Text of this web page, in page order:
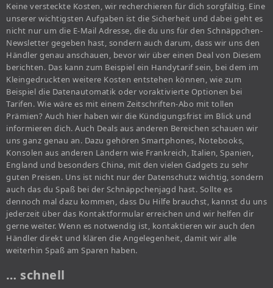
Keine versteckte Kosten, wir recherchieren für dich sorgfältig. Eine
unserer wichtigsten Aufgaben ist die Sicherheit und dabei geht es
nicht nur um die E-Mail Adresse, die du uns für den Schnäppchen-
Newsletter gegeben hast, sondern auch darum, dass wir uns den
Händler genau anschauen, bevor wir über einen Deal von Diesem
berichten. Das kann zum Beispiel ein Handytarif sein, bei dem im
Kleingedruckten weitere Kosten entstehen können, wie zum
Beispiel die Datenautomatik oder voraktivierte Optionen bei
Tarifen. Wie wäre es mit einem Zeitschriften-Abo mit tollen
Prämien? Auch hier haben wir die Kündigungsfrist im Blick und
informieren dich. Auch Deals aus anderen Bereichen schauen wir
uns ganz genau an. Dazu gehören Smartphones, Notebooks,
Konsolen aus anderen Ländern wie Frankreich, Italien, Spanien,
England und besonders China, mit den vielen Gadgets zu sehr
guten Preisen. Uns ist nicht nur der Datenschutz wichtig, sondern
auch das du Spaß bei der Schnäppchenjagd hast. Sollte es
dennoch mal dazu kommen, dass Du Hilfe brauchst, kannst du uns
jederzeit über das Kontaktformular erreichen und wir helfen dir
gerne weiter. Wenn es notwendig ist, kontaktieren wir auch den
Händler direkt und klären die Angelegenheit, damit wir alle
weiterhin Spaß am Sparen haben.
… schnell